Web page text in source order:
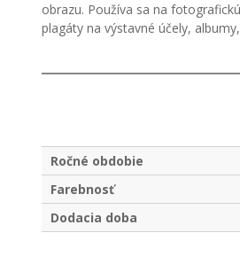
obrazu. Používa sa na
plagáty na výstavné účely,
Ročné obdobie
Farebnosť
Dodacia doba